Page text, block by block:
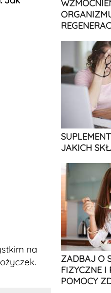
na
JAKICH
ZADBAJ O
FIZYCZNE I
POMOCY